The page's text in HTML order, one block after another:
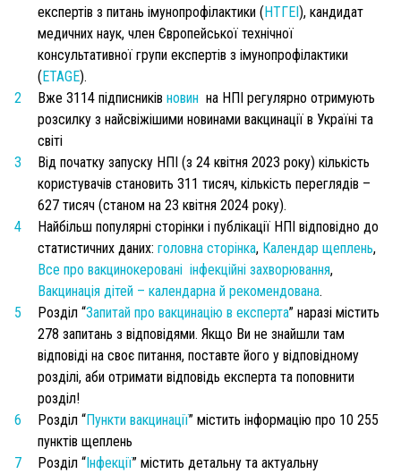
експертів з питань імунопрофілактики (НТГЕІ), кандидат
медичних наук, член Європейської технічної
консультативної групи експертів з імунопрофілактики
(ETAGE).
Вже 3114 підписників новин на НПІ регулярно отримують
розсилку з найсвіжішими новинами вакцинації в Україні та
світі
Від початку запуску НПІ (з 24 квітня 2023 року) кількість
користувачів становить 311 тисяч, кількість переглядів –
627 тисяч (станом на 23 квітня 2024 року).
Найбільш популярні сторінки і публікації НПІ відповідно до
статистичних даних: головна сторінка, Календар щеплень,
Все про вакцинокеровані інфекційні захворювання,
Вакцинація дітей – календарна й рекомендована.
Розділ “Запитай про вакцинацію в експерта” наразі містить
278 запитань з відповідями. Якщо Ви не знайшли там
відповіді на своє питання, поставте його у відповідному
розділі, аби отримати відповідь експерта та поповнити
розділ!
Розділ “Пункти вакцинації” містить інформацію про 10 255
пунктів щеплень
Розділ “Інфекції” містить детальну та актуальну